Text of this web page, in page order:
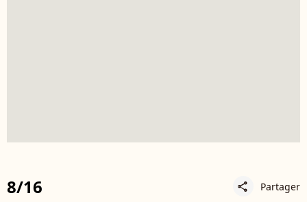
8/16 share Partager